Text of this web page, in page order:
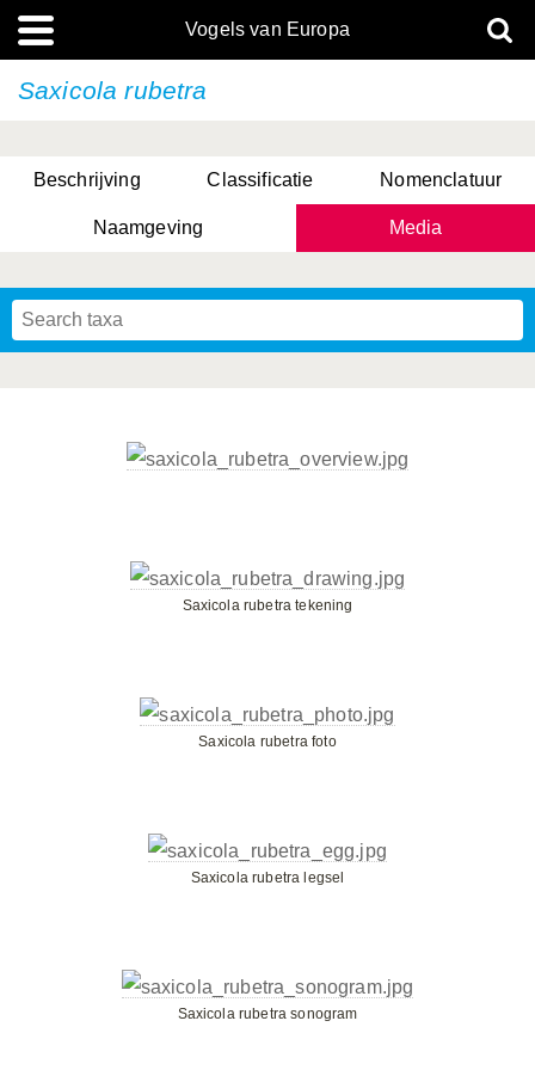
Vogels van Europa
Saxicola rubetra
Beschrijving Classificatie Nomenclatuur
Naamgeving Media
Saxicola rubetra tekening
Saxicola rubetra foto
Saxicola rubetra legsel
Saxicola rubetra sonogram